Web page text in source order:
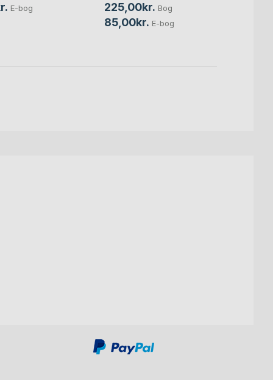
E-bog 225,00kr. Bog
85,00kr. E-bog